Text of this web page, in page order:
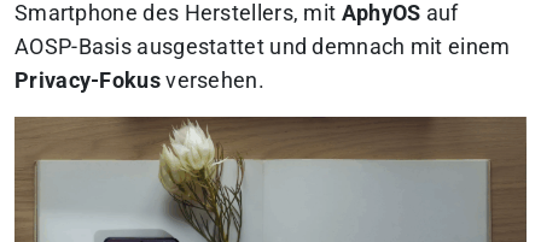
Smartphone des Herstellers, mit AphyOS auf
AOSP-Basis ausgestattet und demnach mit einem
Privacy-Fokusversehen.